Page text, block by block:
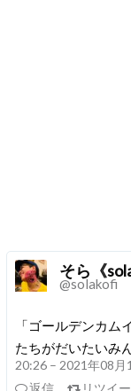
そら《
@solakofi
「ゴールデンカ
たちがだいたいみ
20:26 – 2021年08月